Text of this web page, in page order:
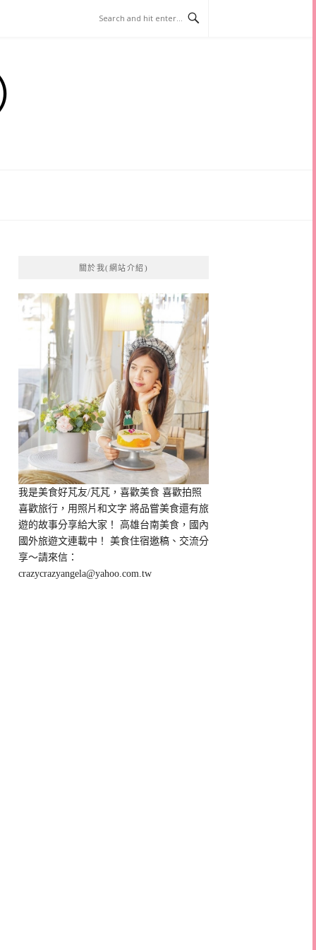
關於我(網站介紹)
我是美食好芃友/芃芃，喜歡美食 喜歡拍照
喜歡旅行，用照片和文字 將品嘗美食還有旅
遊的故事分享給大家！ 高雄台南美食，國內
國外旅遊文連載中！ 美食住宿邀稿、交流分
享～請來信：
crazycrazyangela@yahoo.com.tw